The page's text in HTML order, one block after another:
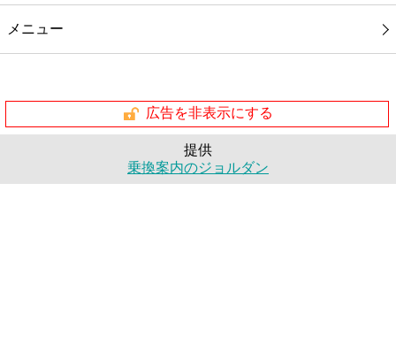
メニュー
広告を非表示にする
提供
乗換案内のジョルダン